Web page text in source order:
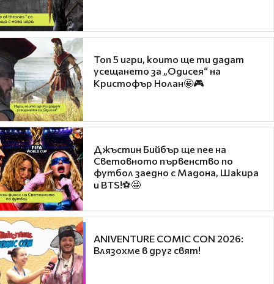
Топ 5 игри, които ще ти дадат
усещането за „Одисея“ на
Кристофър Нолан🤩🎮
Джъстин Бийбър ще пее на
Световното първенство по
футбол заедно с Мадона, Шакира
и BTS!⚽🤩
ANIVENTURE COMIC CON 2026:
Влязохме в друг свят!